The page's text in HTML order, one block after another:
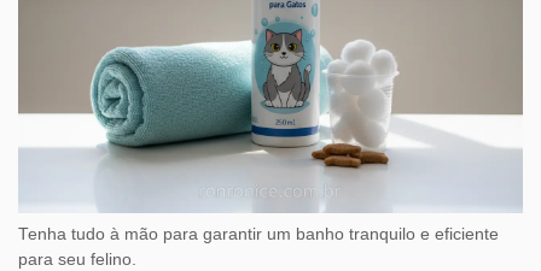
Tenha tudo à mão para garantir um banho tranquilo e eficiente
para seu felino.